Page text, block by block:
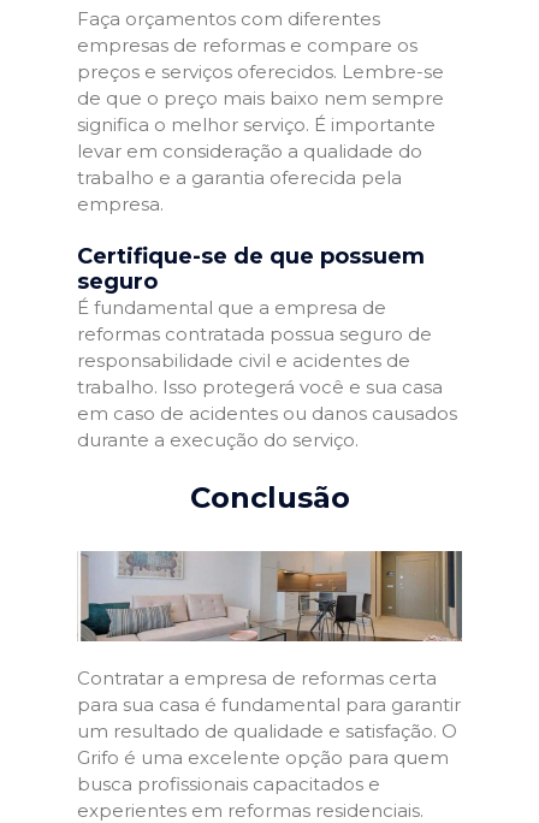
Faça orçamentos com diferentes
empresas de reformas e compare os
preços e serviços oferecidos. Lembre-se
de que o preço mais baixo nem sempre
significa o melhor serviço. É importante
levar em consideração a qualidade do
trabalho e a garantia oferecida pela
empresa.
Certifique-se de que possuem
seguro
É fundamental que a empresa de
reformas contratada possua seguro de
responsabilidade civil e acidentes de
trabalho. Isso protegerá você e sua casa
em caso de acidentes ou danos causados
durante a execução do serviço.
Conclusão
Contratar a empresa de reformas certa
para sua casa é fundamental para garantir
um resultado de qualidade e satisfação. O
Grifo é uma excelente opção para quem
busca profissionais capacitados e
experientes em reformas residenciais.